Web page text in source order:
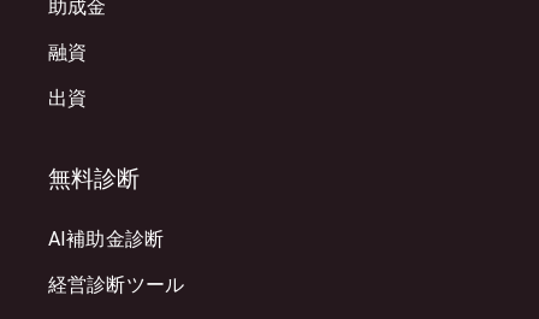
助成金
融資
出資
無料診断
AI補助金診断
経営診断ツール